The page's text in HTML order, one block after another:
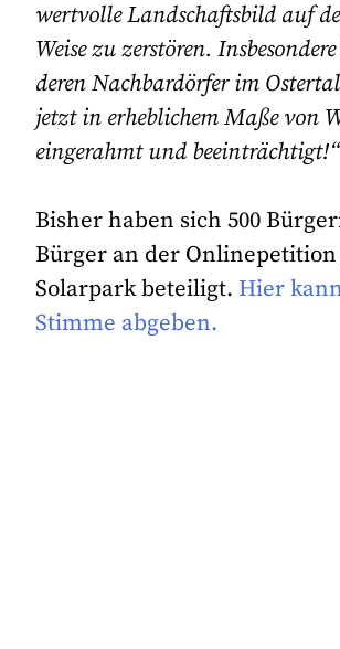
wertvolle Landschaftsbild auf
Weise zu zerstören.
deren Nachbardörfer im
jetzt in erheblichem Maße von
eingerahmt und beeinträchtigt!“
Bisher haben sich 500
Bürger an der Onlinepetition
Solarpark beteiligt. Hier
Stimme abgeben.